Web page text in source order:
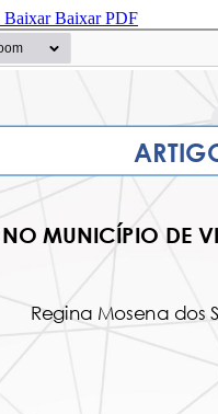
BaixarBaixar PDF